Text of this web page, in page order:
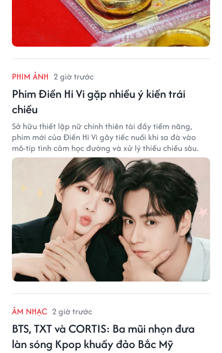
PHIM ẢNH 2 giờ trước
Phim Điền Hi Vi gặp nhiều ý kiến trái
chiều
Sở hữu thiết lập nữ chính thiên tài đầy tiềm năng,
phim mới của Điền Hi Vi gây tiếc nuối khi sa đà vào
mô-típ tình cảm học đường và xử lý thiếu chiều sâu.
ÂM NHẠC 2 giờ trước
BTS, TXT và CORTIS: Ba mũi nhọn đưa
làn sóng Kpop khuấy đảo Bắc Mỹ